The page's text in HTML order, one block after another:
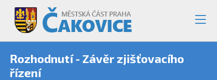
Rozhodnutí - Závěr zjišťovacího
řízení